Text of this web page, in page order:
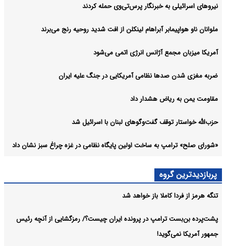
نیروهای اسرائیلی به خبرنگار پرس‌تی‌وی حمله کردند
ملوانان ناو هواپیمابر آبراهام لینکلن از افت شدید روحیه رنج می‌برند
آمریکا میزبان مجمع آژانس انرژی اتمی می‌شود
ضربه مغزی شدن صدها نظامی آمریکایی در جنگ علیه ایران
مقاومت یمن به ریاض هشدار داد
حزب‌الله خواستار توقف گفت‌وگوهای لبنان با اسرائیل شد
«شورای صلح» ترامپ به ساخت اولین پایگاه نظامی در غزه چراغ سبز نشان داد
پربازدیدترین گروه
تنگه هرمز از فردا کاملا باز خواهد شد
پشت‌پرده بن‌بست ترامپ در پرونده ایران چیست؟/ رمزگشایی از آنچه رئیس
جمهور آمریکا نمی‌گوید!